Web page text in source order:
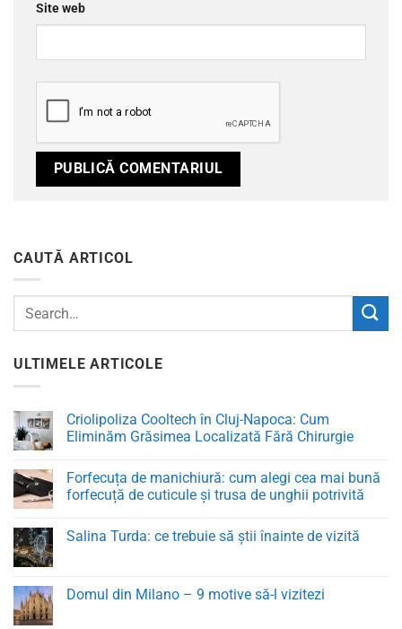
Site web
CAUTĂ ARTICOL
ULTIMELE ARTICOLE
Criolipoliza Cooltech în Cluj-Napoca: Cum
Eliminăm Grăsimea Localizată Fără Chirurgie
la
Criolipoliza
Cooltech
Napoca:
Fără
Forfecuța de manichiură: cum alegi cea mai bună
forfecuță de cuticule și trusa de unghii potrivită
la
alegi
Salina Turda: ce trebuie să știi înainte de vizită
Salina
Turda:
Domul din Milano – 9 motive să-l vizitezi